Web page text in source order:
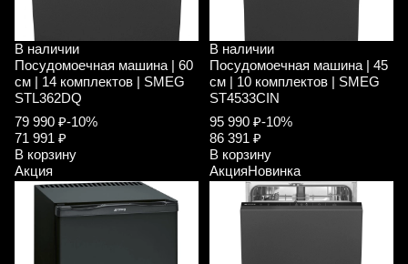
В наличии
Посудомоечная машина | 60
см | 14 комплектов | SMEG
STL362DQ
79 990 ₽-10%
71 991 ₽
В корзину
Акция
В наличии
Посудомоечная машина | 45
см | 10 комплектов | SMEG
ST4533CIN
95 990 ₽-10%
86 391 ₽
В корзину
АкцияНовинка